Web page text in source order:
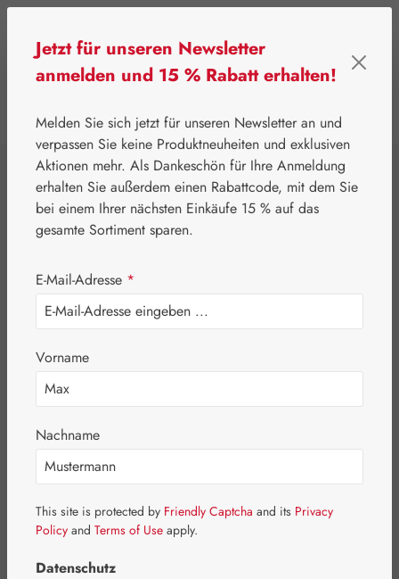
⌂ Handelswaren Tees
Dr. Kottas
Abwehrkräftetee
Bildergalerie überspringen
Jetzt für unseren Newsletter
anmelden und 15 % Rabatt erhalten!
Melden Sie sich jetzt für unseren Newsletter an und
verpassen Sie keine Produktneuheiten und exklusiven
Aktionen mehr. Als Dankeschön für Ihre Anmeldung
erhalten Sie außerdem einen Rabattcode, mit dem Sie
bei einem Ihrer nächsten Einkäufe 15 % auf das
gesamte Sortiment sparen.
E-Mail-Adresse *
Vorname
Nachname
This site is protected by Friendly Captcha and its Privacy
Policy and Terms of Use apply.
Datenschutz